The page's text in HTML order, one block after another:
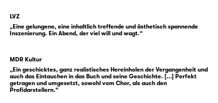
der Süddeutschen Zeitung in New York. Als
Buchautor wurde er mit Titeln wie „Blühende
Landschaften“ und „Deutsches Haus“
„89/90“ von Peter Richter, © 2015 by
Luchterhand Literaturverlag München, in der
LVZ
„Eine gelungene, eine inhaltlich treffende und ästhetisch spannende
Inszenierung. Ein Abend, der viel will und wagt.“
MDR Kultur
„Ein geschicktes, ganz realistisches Hereinholen der Vergangenheit und
auch das Eintauchen in das Buch und seine Geschichte. [...] Perfekt
getragen und umgesetzt, sowohl vom Chor, als auch den
Profidarstellern.“